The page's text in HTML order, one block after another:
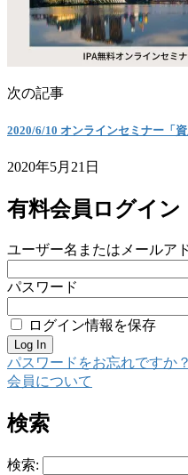
次の記事
2020/6/10 オンラインセミナー「
2020年5月21日
有料会員ログイン
ユーザー名またはメールア
パスワード
ログイン情報を保存
パスワードをお忘れですか？
会員について
検索
検索: